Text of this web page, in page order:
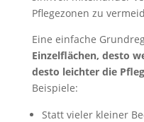
Pflegezonen zu
Eine einfache
Einzelflächen, desto
desto leichter die
Beispiele:
Statt vieler kleiner